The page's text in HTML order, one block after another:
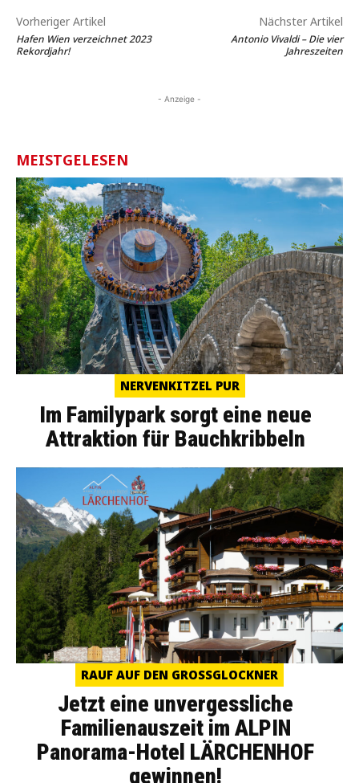
Vorheriger Artikel
Hafen Wien verzeichnet 2023
Rekordjahr!
Nächster Artikel
Antonio Vivaldi – Die vier
Jahreszeiten
- Anzeige -
MEISTGELESEN
NERVENKITZEL PUR
Im Familypark sorgt eine neue
Attraktion für Bauchkribbeln
RAUF AUF DEN GROSSGLOCKNER
Jetzt eine unvergessliche
Familienauszeit im ALPIN
Panorama-Hotel LÄRCHENHOF
gewinnen!